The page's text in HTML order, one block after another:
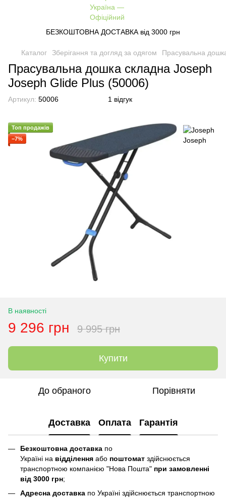
БЕЗКОШТОВНА ДОСТАВКА від 3000 грн
Каталог Зберігання та догляд за одягом Прасувальна
Прасувальна дошка складна Joseph
Joseph Glide Plus (50006)
Артикул: 50006 1 відгук
Топ продажів
−7%
В наявності
9 296 грн 9 995 грн
Купити
До обраного Порівняти
Доставка Оплата Гарантія
Безкоштовна доставка по
Україні на відділення або поштомат здійснюється
транспортною компанією "Нова Пошта" при замовленні
від 3000 грн;
Адресна доставка по Україні здійснюється транспортною